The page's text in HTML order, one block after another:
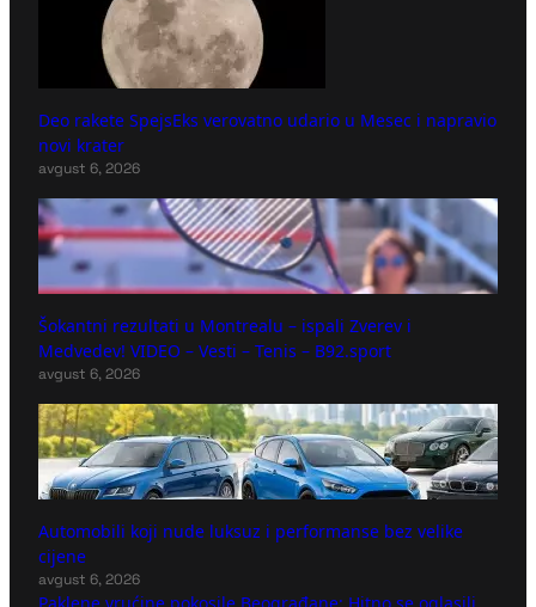
Deo rakete SpejsEks verovatno udario u Mesec i napravio
novi krater
avgust 6, 2026
Šokantni rezultati u Montrealu – ispali Zverev i
Medvedev! VIDEO – Vesti – Tenis – B92.sport
avgust 6, 2026
Automobili koji nude luksuz i performanse bez velike
cijene
avgust 6, 2026